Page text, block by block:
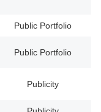
Public Portfolio
Public Portfolio
Publicity